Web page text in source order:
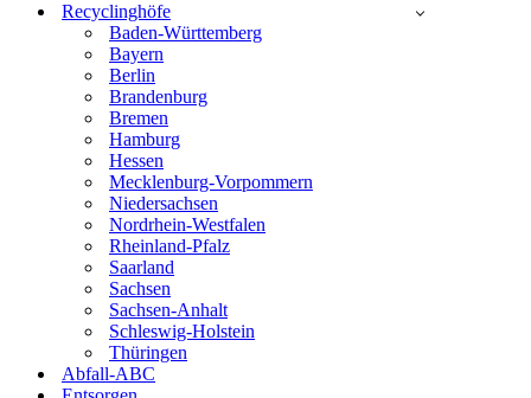
Recyclinghöfe
Baden-Württemberg
Bayern
Berlin
Brandenburg
Bremen
Hamburg
Hessen
Mecklenburg-Vorpommern
Niedersachsen
Nordrhein-Westfalen
Rheinland-Pfalz
Saarland
Sachsen
Sachsen-Anhalt
Schleswig-Holstein
Thüringen
Abfall-ABC